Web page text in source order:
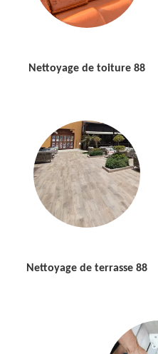
Nettoyage de toiture 88
Nettoyage de terrasse 88